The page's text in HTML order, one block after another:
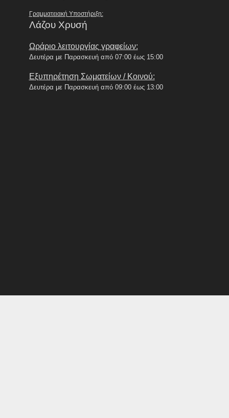
Γραμματειακή Υποστήριξη:
Λάζου Χρυσή
Ωράριο λειτουργίας γραφείων:
Δευτέρα με Παρασκευή από 07:00 έως 15:00
Εξυπηρέτηση Σωματείων / Κοινού:
Δευτέρα με Παρασκευή από 09:00 έως 13:00